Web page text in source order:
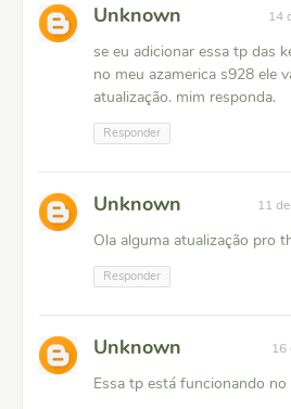
Unknown 14
se eu adicionar essa tp das
no meu azamerica s928 ele
atualização. mim responda.
Responder
Unknown 11
Ola alguma atualização pro
Responder
Unknown 16
Essa tp está funcionando